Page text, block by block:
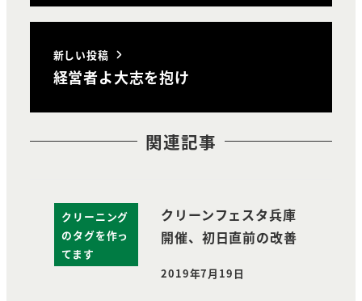
新しい投稿
経営者よ大志を抱け
関連記事
クリーニング
のタグを作っ
てます
クリーンフェスタ兵庫
開催、初日直前の改善
投稿日
2019年7月19日